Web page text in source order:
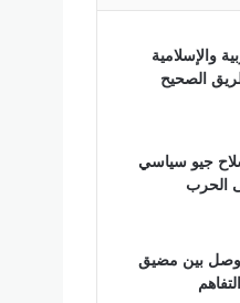
والإسلامية
الصحيح
جيو سياسي
الحرب
بين مضيق